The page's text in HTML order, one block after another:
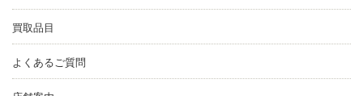
買取品目
よくあるご質問